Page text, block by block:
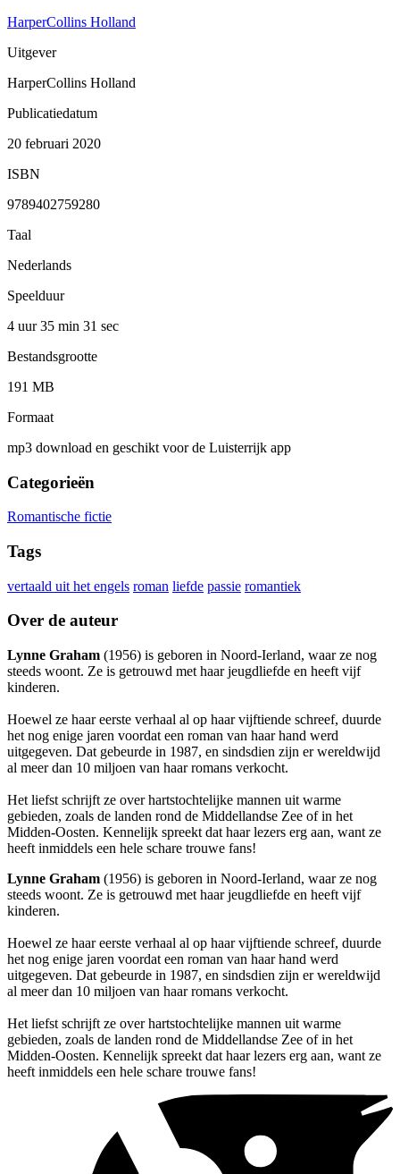
HarperCollins Holland
Uitgever
HarperCollins Holland
Publicatiedatum
20 februari 2020
ISBN
9789402759280
Taal
Nederlands
Speelduur
4 uur 35 min 31 sec
Bestandsgrootte
191 MB
Formaat
mp3 download en geschikt voor de Luisterrijk app
Categorieën
Romantische fictie
Tags
vertaald uit het engels roman liefde passie romantiek
Over de auteur
Lynne Graham (1956) is geboren in Noord-Ierland, waar ze nog
steeds woont. Ze is getrouwd met haar jeugdliefde en heeft vijf
kinderen.
Hoewel ze haar eerste verhaal al op haar vijftiende schreef, duurde
het nog enige jaren voordat een roman van haar hand werd
uitgegeven. Dat gebeurde in 1987, en sindsdien zijn er wereldwijd
al meer dan 10 miljoen van haar romans verkocht.
Het liefst schrijft ze over hartstochtelijke mannen uit warme
gebieden, zoals de landen rond de Middellandse Zee of in het
Midden-Oosten. Kennelijk spreekt dat haar lezers erg aan, want ze
heeft inmiddels een hele schare trouwe fans!
Lynne Graham (1956) is geboren in Noord-Ierland, waar ze nog
steeds woont. Ze is getrouwd met haar jeugdliefde en heeft vijf
kinderen.
Hoewel ze haar eerste verhaal al op haar vijftiende schreef, duurde
het nog enige jaren voordat een roman van haar hand werd
uitgegeven. Dat gebeurde in 1987, en sindsdien zijn er wereldwijd
al meer dan 10 miljoen van haar romans verkocht.
Het liefst schrijft ze over hartstochtelijke mannen uit warme
gebieden, zoals de landen rond de Middellandse Zee of in het
Midden-Oosten. Kennelijk spreekt dat haar lezers erg aan, want ze
heeft inmiddels een hele schare trouwe fans!